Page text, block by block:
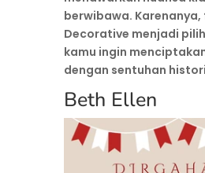
berwibawa. Karenanya,
Decorative menjadi
kamu ingin
dengan sentuhan
Beth Ellen